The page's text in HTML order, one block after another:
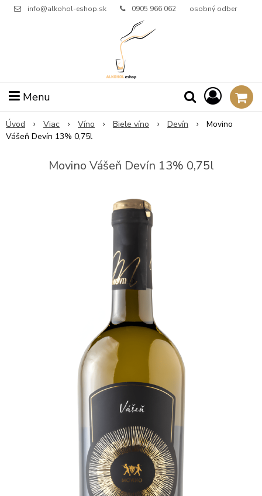
info@alkohol-eshop.sk 0905 966 062 osobný odber
Menu
Úvod Viac Víno Biele víno Devín
Movino
Vášeň Devín 13% 0,75l
Movino Vášeň Devín 13% 0,75l